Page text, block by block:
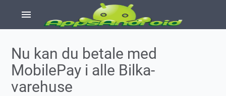
menu
Nu kan du betale med
MobilePay i alle Bilka-
varehuse